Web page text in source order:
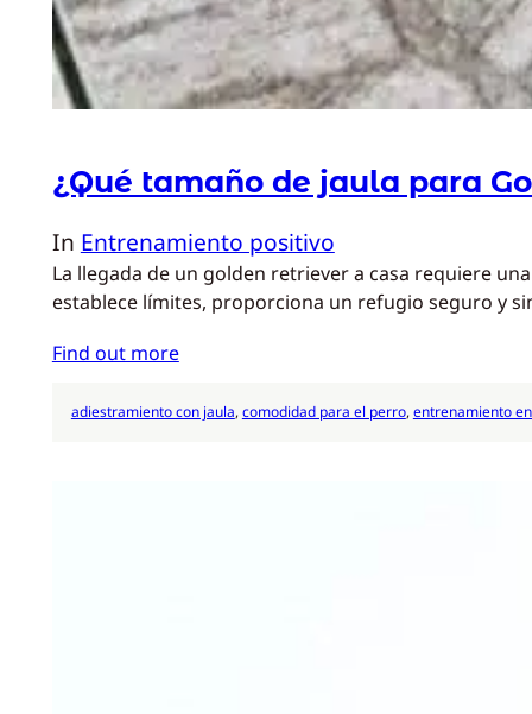
¿Qué tamaño de jaula para
In Entrenamiento positivo
La llegada de un golden retriever a casa requiere
establece límites, proporciona un refugio seguro y
Find out more
adiestramiento con jaula, comodidad para el perro, entrenamiento